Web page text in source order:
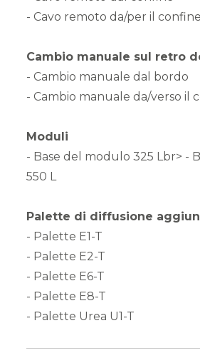
- Cavo remoto da/per il confine
Cambio manuale sul retro
- Cambio manuale dal bordo
- Cambio manuale da/verso il
Moduli
- Base del modulo 325 Lbr> -
550 L
Palette di diffusione
- Palette E1-T
- Palette E2-T
- Palette E6-T
- Palette E8-T
- Palette Urea U1-T